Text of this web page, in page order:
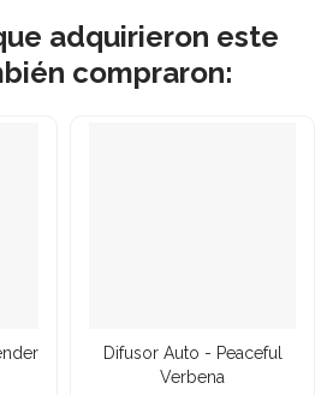
adquirieron este
compraron:
Difusor Auto - Peaceful
Verbena